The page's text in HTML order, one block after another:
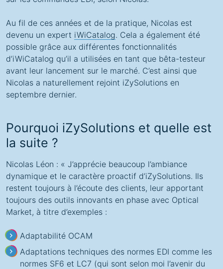
Au fil de ces années et de la pratique, Nicolas est
devenu un expert iWiCatalog. Cela a également été
possible grâce aux différentes fonctionnalités
d’iWiCatalog qu’il a utilisées en tant que bêta-testeur
avant leur lancement sur le marché. C’est ainsi que
Nicolas a naturellement rejoint iZySolutions en
septembre dernier.
Pourquoi iZySolutions et quelle est
la suite ?
Nicolas Léon : « J’apprécie beaucoup l’ambiance
dynamique et le caractère proactif d’iZySolutions. Ils
restent toujours à l’écoute des clients, leur apportant
toujours des outils innovants en phase avec Optical
Market, à titre d’exemples :
Adaptabilité OCAM
Adaptations techniques des normes EDI comme les
normes SF6 et LC7 (qui sont selon moi l’avenir du